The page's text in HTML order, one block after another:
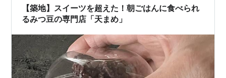
は はごろもやサンヨー等、 他メーカーと同等のミニサイ
ズもあるけれど、 金太洋…
【築地】スイーツを超えた！朝ごはんに食べられ
るみつ豆の専門店「天まめ」